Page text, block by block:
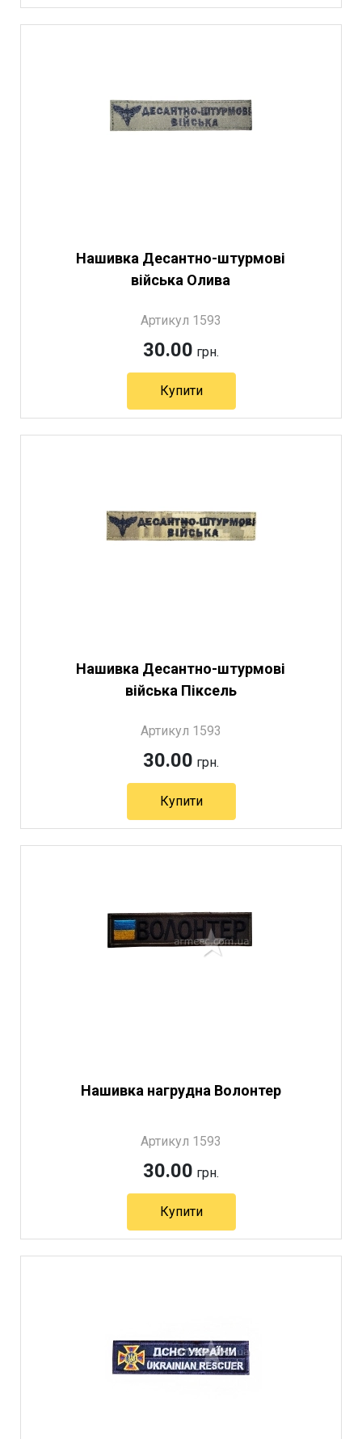
Нашивка Десантно-штурмові
війська Олива
Артикул 1593
30.00 грн.
Купити
Нашивка Десантно-штурмові
війська Піксель
Артикул 1593
30.00 грн.
Купити
Нашивка нагрудна Волонтер
Артикул 1593
30.00 грн.
Купити